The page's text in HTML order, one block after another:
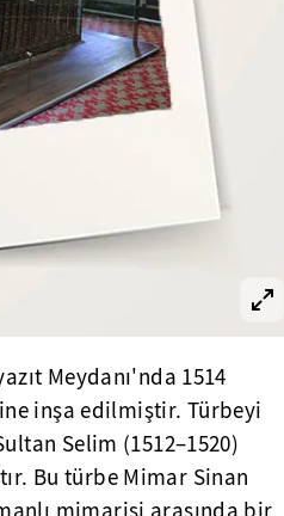
Meydanı'nda 1514
inşa edilmiştir. Türbeyi
Selim (1512–1520)
Bu türbe Mimar Sinan